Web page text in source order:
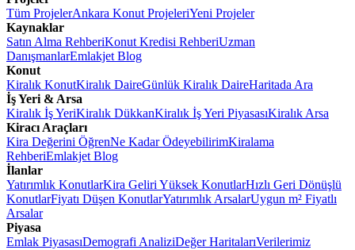
Tüm ProjelerAnkara Konut ProjeleriYeni Projeler
Kaynaklar
Satın Alma RehberiKonut Kredisi RehberiUzman
DanışmanlarEmlakjet Blog
Konut
Kiralık KonutKiralık DaireGünlük Kiralık DaireHaritada Ara
İş Yeri & Arsa
Kiralık İş YeriKiralık DükkanKiralık İş Yeri PiyasasıKiralık Arsa
Kiracı Araçları
Kira Değerini ÖğrenNe Kadar ÖdeyebilirimKiralama
RehberiEmlakjet Blog
İlanlar
Yatırımlık KonutlarKira Geliri Yüksek KonutlarHızlı Geri Dönüşlü
KonutlarFiyatı Düşen KonutlarYatırımlık ArsalarUygun m² Fiyatlı
Arsalar
Piyasa
Emlak PiyasasıDemografi AnaliziDeğer HaritalarıVerilerimiz